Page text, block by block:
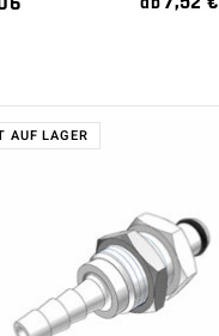
AUF LAGER
WEITERLESEN